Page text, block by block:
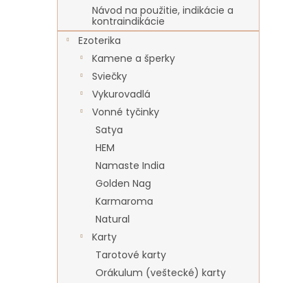
Návod na použitie, indikácie a
kontraindikácie
Ezoterika
Kamene a šperky
Sviečky
Vykurovadlá
Vonné tyčinky
Satya
HEM
Namaste India
Golden Nag
Karmaroma
Natural
Karty
Tarotové karty
Orákulum (veštecké) karty